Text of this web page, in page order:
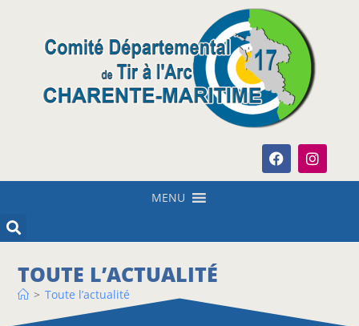
MENU
TOUTE L’ACTUALITÉ
> Toute l’actualité